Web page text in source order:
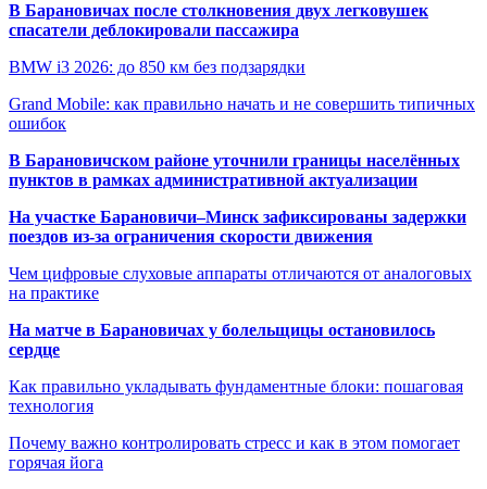
В Барановичах после столкновения двух легковушек
спасатели деблокировали пассажира
BMW i3 2026: до 850 км без подзарядки
Grand Mobile: как правильно начать и не совершить типичных
ошибок
В Барановичском районе уточнили границы населённых
пунктов в рамках административной актуализации
На участке Барановичи–Минск зафиксированы задержки
поездов из-за ограничения скорости движения
Чем цифровые слуховые аппараты отличаются от аналоговых
на практике
На матче в Барановичах у болельщицы остановилось
сердце
Как правильно укладывать фундаментные блоки: пошаговая
технология
Почему важно контролировать стресс и как в этом помогает
горячая йога